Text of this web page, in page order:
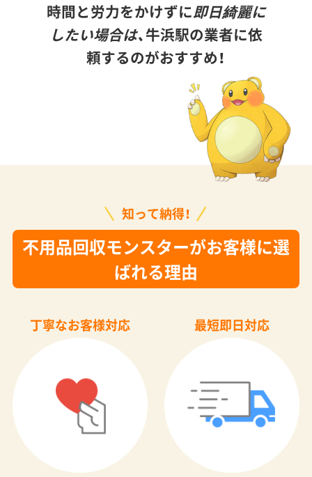
時間と労力をかけずに即日綺麗に
したい場合は、牛浜駅の業者に依
頼するのがおすすめ！
知って納得！
不用品回収モンスターがお客様に選
ばれる理由
丁寧なお客様対応 最短即日対応